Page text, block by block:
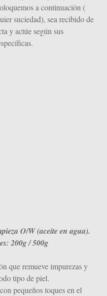
a continuación (
suciedad), sea recibido de
y actúe según sus
O/W (aceite en agua).
200g / 500g
que remueve impurezas y
tipo de piel.
pequeños toques en el